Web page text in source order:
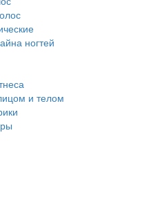
ногтей
и телом